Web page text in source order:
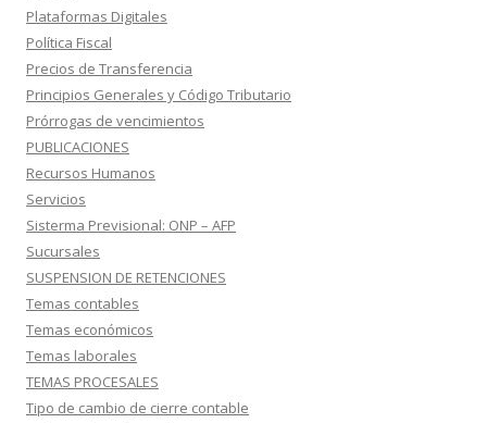
Plataformas Digitales
Política Fiscal
Precios de Transferencia
Principios Generales y Código Tributario
Prórrogas de vencimientos
PUBLICACIONES
Recursos Humanos
Servicios
Sisterma Previsional: ONP – AFP
Sucursales
SUSPENSION DE RETENCIONES
Temas contables
Temas económicos
Temas laborales
TEMAS PROCESALES
Tipo de cambio de cierre contable